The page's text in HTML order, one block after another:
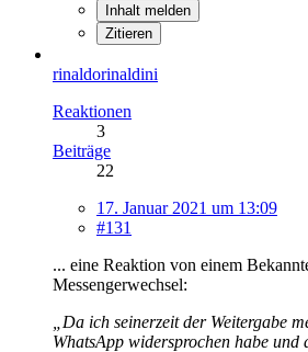
Inhalt melden
Zitieren
rinaldorinaldini
Reaktionen
3
Beiträge
22
17. Januar 2021 um 13:09
#131
... eine Reaktion von einem
Messengerwechsel:
„Da ich seinerzeit der Weitergabe
WhatsApp widersprochen habe und